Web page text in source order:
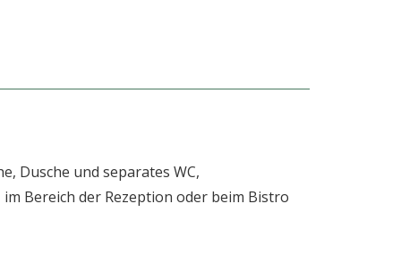
Dusche und separates WC,
Bereich der Rezeption oder beim Bistro